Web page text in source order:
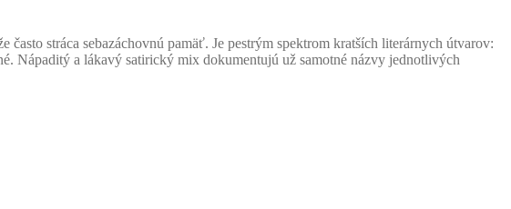
stráca sebazáchovnú pamäť. Je pestrým spektrom kratších literárnych útvarov:
Nápaditý a lákavý satirický mix dokumentujú už samotné názvy jednotlivých